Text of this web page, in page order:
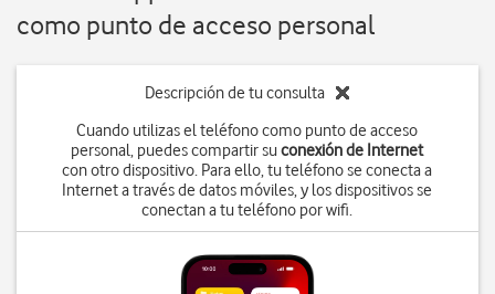
como punto de acceso personal
Descripción de tu consulta
Cuando utilizas el teléfono como punto de acceso
personal, puedes compartir suconexión de Internet
con otro dispositivo. Para ello, tu teléfono se conecta a
Internet a través de datos móviles, y los dispositivos se
conectan a tu teléfono por wifi.